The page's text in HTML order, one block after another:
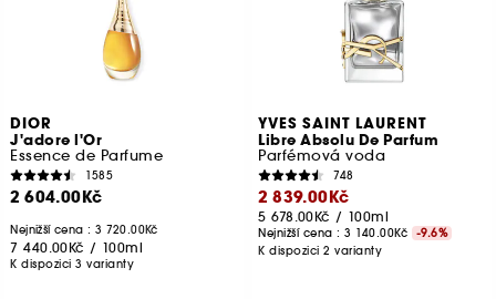
DIOR
J'adore l'Or
Essence de Parfume
1585
2 604.00Kč
Nejnižší cena : 3 720.00Kč
7 440.00Kč / 100ml
K dispozici 3 varianty
YVES SAINT LAURENT
Libre Absolu De Parfum
Parfémová voda
748
2 839.00Kč
5 678.00Kč / 100ml
Nejnižší cena :3 140.00Kč
-9.6%
K dispozici 2 varianty